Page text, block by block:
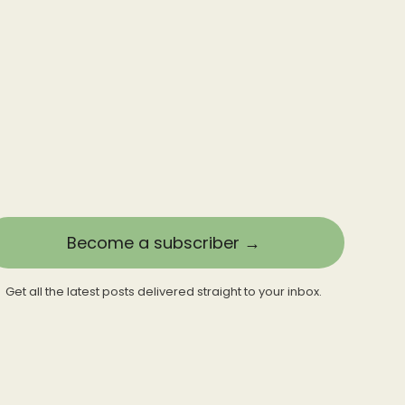
Become a subscriber →
Get all the latest posts delivered straight to your inbox.